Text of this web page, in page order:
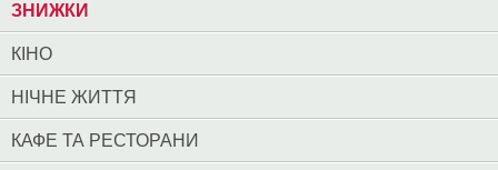
ЗНИЖКИ
КІНО
НІЧНЕ ЖИТТЯ
КАФЕ ТА РЕСТОРАНИ